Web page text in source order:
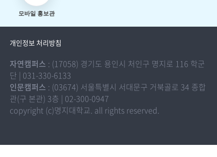
모바일 홍보관
개인정보 처리방침
자연캠퍼스 : (17058) 경기도 용인시 처인구 명지로 116 학군
단 | 031-330-6133
인문캠퍼스 : (03674) 서울특별시 서대문구 거북골로 34 종합
관(구 본관) 3층 | 02-300-0947
copyright (c)명지대학교. all rights reserved.